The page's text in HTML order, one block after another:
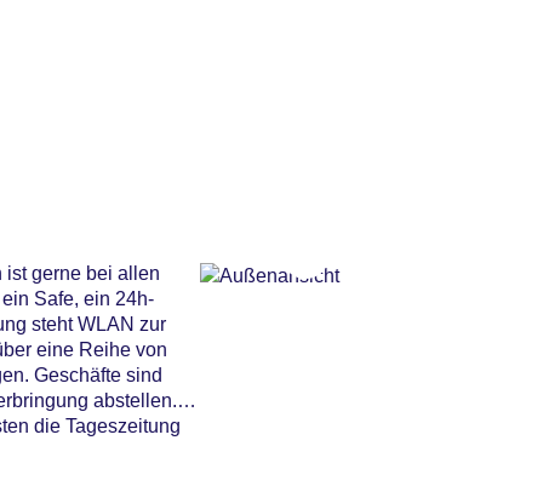
ist gerne bei allen
Safe, ein 24h-
steht WLAN zur
eine Reihe von
Geschäfte sind
abstellen.
die Tageszeitung